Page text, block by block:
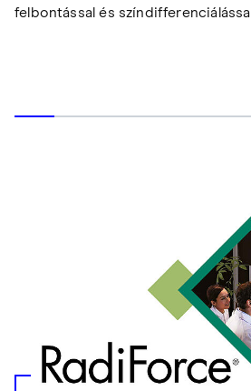
felbontással és színdifferenciálással